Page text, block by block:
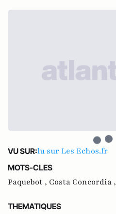
VU SUR:lu sur Les Echos.fr
MOTS-CLES
Paquebot , Costa Concordia ,
THEMATIQUES